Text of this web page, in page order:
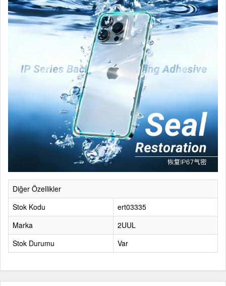
Diğer Özellikler
Stok Kodu
ert03335
Marka
2UUL
Stok Durumu
Var